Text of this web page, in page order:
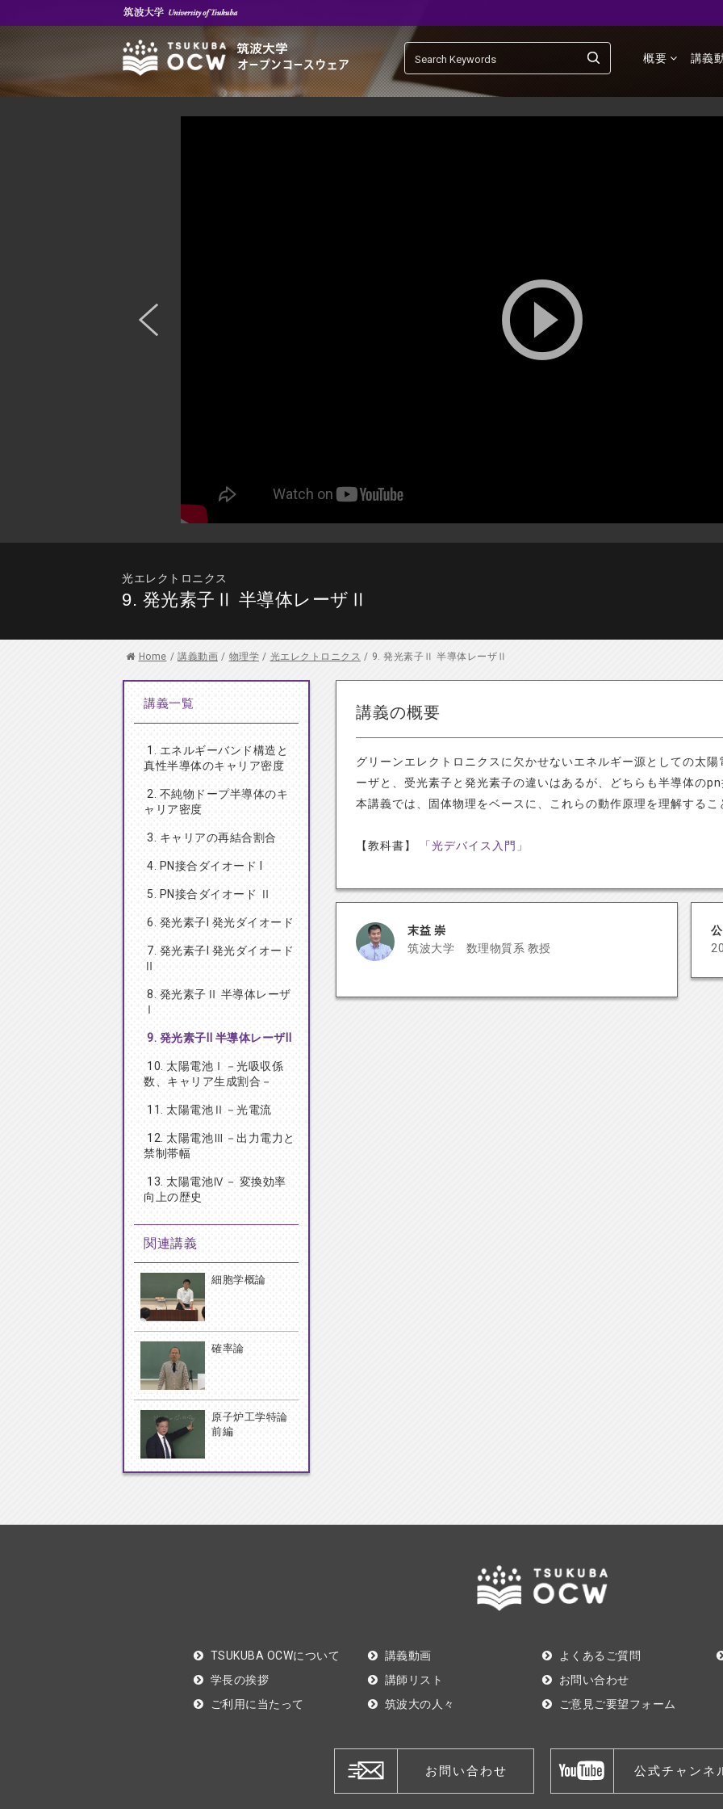
概要 講義
play_circle_outline
光エレクトロニクス
9. 発光素子Ⅱ 半導体レーザⅡ
Home / 講義動画 / 物理学 / 光エレクトロニクス / 9. 発光素子Ⅱ 半導体レーザⅡ
講義の概要
グリーンエレクトロニクスに欠かせないエネルギー源としての太
ーザと、受光素子と発光素子の違いはあるが、どちらも半導体の
本講義では、固体物理をベースに、これらの動作原理を理解する
【教科書】 「光デバイス入門」
末益 崇
筑波大学 数理物質系 教授
講義一覧
1. エネルギーバンド構造と
真性半導体のキャリア密度
2. 不純物ドープ半導体のキ
ャリア密度
3. キャリアの再結合割合
4. PN接合ダイオード I
5. PN接合ダイオード Ⅱ
6. 発光素子I 発光ダイオード
7. 発光素子I 発光ダイオード
Ⅱ
8. 発光素子Ⅱ 半導体レーザ
Ⅰ
9. 発光素子Ⅱ 半導体レーザⅡ
10. 太陽電池Ⅰ－光吸収係
数、キャリア生成割合－
11. 太陽電池Ⅱ－光電流
12. 太陽電池Ⅲ－出力電力と
禁制帯幅
13. 太陽電池Ⅳ－ 変換効率
向上の歴史
関連講義
細胞学概論
確率論
原子炉工学特論
前編
TSUKUBA OCWについて
学長の挨拶
ご利用に当たって
講義動画
講師リスト
筑波大の人々
よくあるご質問
お問い合わせ
ご意見ご要望フォーム
お問い合わせ 公式チャンネ